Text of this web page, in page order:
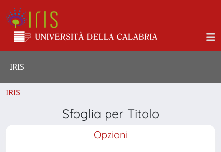
IRIS
IRIS
Sfoglia per Titolo
Opzioni